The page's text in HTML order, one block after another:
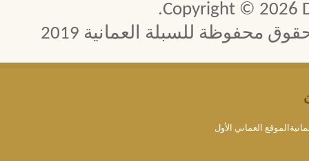
Copyright © 2026
محفوظة للسبلة العمانية 2019
العماني الأول